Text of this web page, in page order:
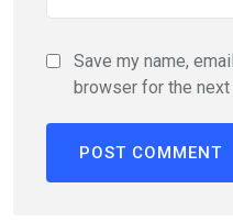
Save my name,
browser for the